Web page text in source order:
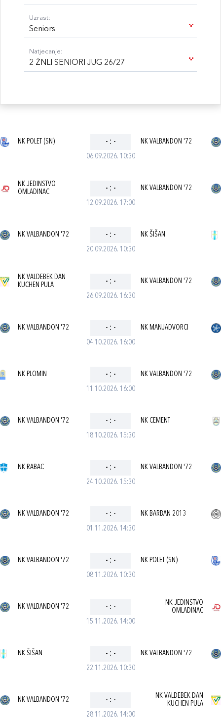
Uzrast:
Seniors
Natjecanje:
2 ŽNLI SENIORI JUG 26/27
06.09.2026. 10:30
NK POLET (SN) - : - NK VALBANDON '72
12.09.2026. 17:00
NK JEDINSTVO
OMLADINAC
- : - NK VALBANDON '72
20.09.2026. 10:30
NK VALBANDON '72 - : - NK ŠIŠAN
26.09.2026. 16:30
NK VALDEBEK DAN
KUCHEN PULA
- : - NK VALBANDON '72
04.10.2026. 16:00
NK VALBANDON '72 - : - NK MANJADVORCI
11.10.2026. 16:00
NK PLOMIN - : - NK VALBANDON '72
18.10.2026. 15:30
NK VALBANDON '72 - : - NK CEMENT
24.10.2026. 15:30
NK RABAC - : - NK VALBANDON '72
01.11.2026. 14:30
NK VALBANDON '72 - : - NK BARBAN 2013
08.11.2026. 10:30
NK VALBANDON '72 - : - NK POLET (SN)
15.11.2026. 14:00
NK VALBANDON '72 - : -
NK JEDINSTVO
OMLADINAC
22.11.2026. 10:30
NK ŠIŠAN - : - NK VALBANDON '72
28.11.2026. 14:00
NK VALBANDON '72 - : -
NK VALDEBEK DAN
KUCHEN PULA